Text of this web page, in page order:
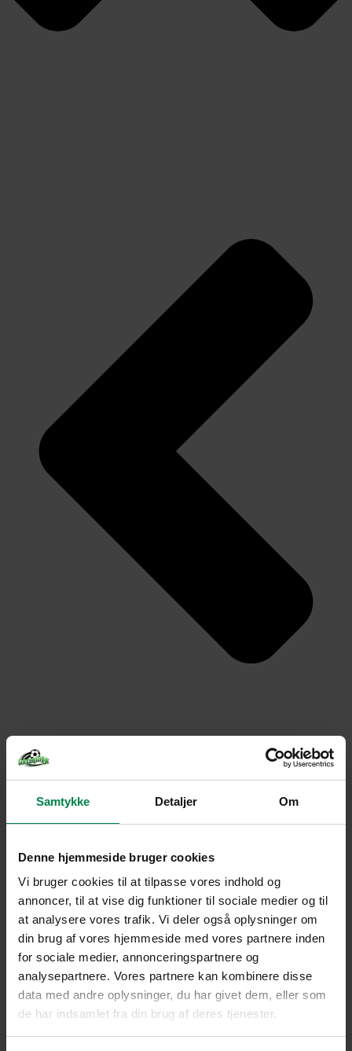
Samtykke Detaljer Om
Denne hjemmeside bruger cookies
Vi bruger cookies til at tilpasse vores indhold og
annoncer, til at vise dig funktioner til sociale medier og til
at analysere vores trafik. Vi deler også oplysninger om
din brug af vores hjemmeside med vores partnere inden
for sociale medier, annonceringspartnere og
analysepartnere. Vores partnere kan kombinere disse
data med andre oplysninger, du har givet dem, eller som
de har indsamlet fra din brug af deres tjenester.